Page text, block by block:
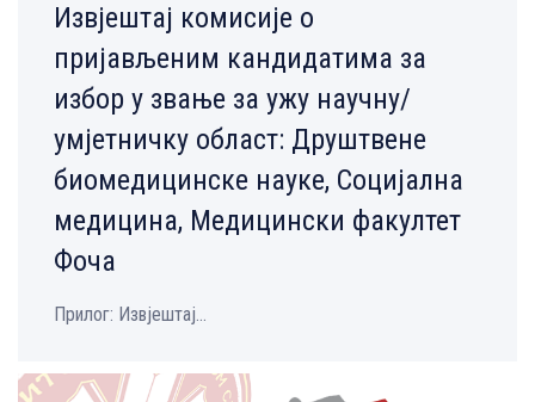
Извјештај комисије о
пријављеним кандидатима за
избор у звање за ужу научну/
умјетничку област: Друштвене
биомедицинске науке, Социјална
медицина, Медицински факултет
Фоча
Прилог: Извјештај...